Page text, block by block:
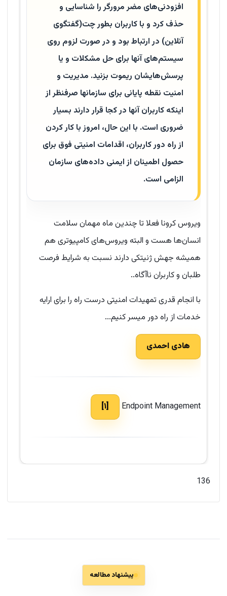
افزودنی‌های مضر مرورگر را شناسایی و
حذف کرد و با کاربران بطور چت(گفتگوی
آنلاین) در ارتباط بود و در صورت لزوم روی
سیستم‌های آنها برای حل مشکلات و یا
پرسش‌هایشان ریموت بزنید. مدیریت و
امنیت نقطه پایانی برای سازمانها صرفنظر از
اینکه کاربران آنها در کجا قرار دارند بسیار
ضروری است. با این حال، امروز با کار کردن
از راه دور کاربران، اقدامات امنیتی فوق برای
حصول اطمینان از ایمنی داده‌های سازمان
الزامی است.
ویروس کرونا فعلا تا چندین ماه مهمان سلامت
انسان‌ها هست و البته ویروس‌های کامپیوتری هم
همیشه جهش ژنیتکی دارند نسبت به شرایط فرصت
طلبان و کاربران ناآگاه..
با انجام قدری تمهیدات امنیتی درست راه را برای ارایه
خدمات از راه دور میسر کنیم...
هادی احمدی
[۱] Endpoint Management
136
پیشنهاد مطالعه